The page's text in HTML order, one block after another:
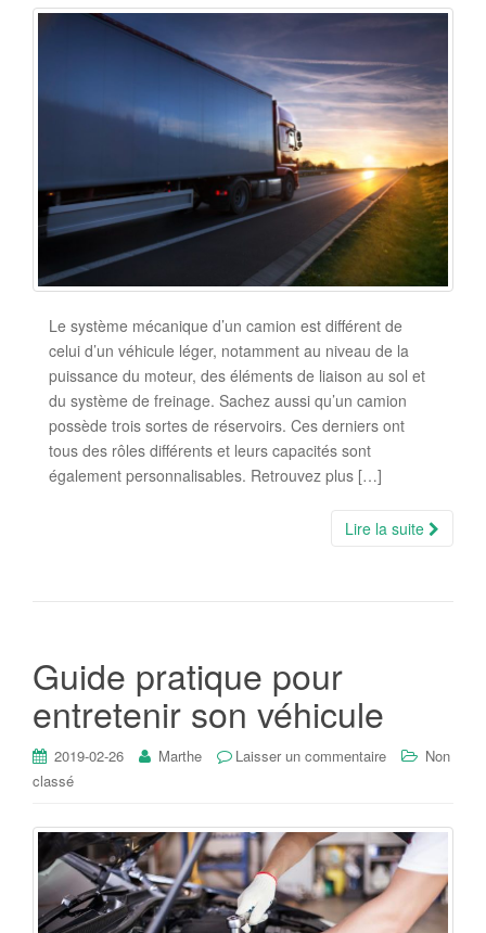
Le système mécanique d’un camion est différent de
celui d’un véhicule léger, notamment au niveau de la
puissance du moteur, des éléments de liaison au sol et
du système de freinage. Sachez aussi qu’un camion
possède trois sortes de réservoirs. Ces derniers ont
tous des rôles différents et leurs capacités sont
également personnalisables. Retrouvez plus […]
Lire la suite
Guide pratique pour
entretenir son véhicule
2019-02-26 Marthe Laisser un commentaire
Non
classé